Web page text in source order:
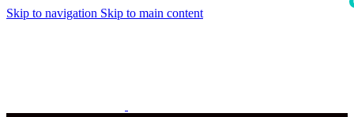
Skip to navigation Skip to main content